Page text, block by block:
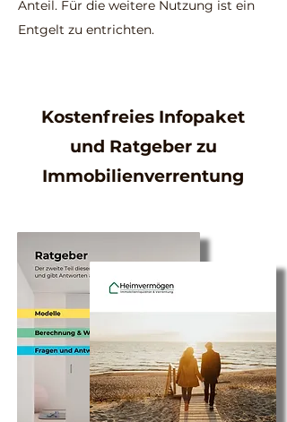
Anteil. Für die weitere Nutzung ist ein
Entgelt zu entrichten.
Kostenfreies Infopaket
und Ratgeber zu
Immobilienverrentung